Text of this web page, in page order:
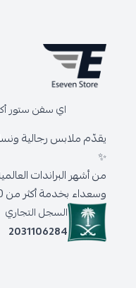
اي سفن ستور
يقدّم ملابس رجالية
✨
من أشهر البراندات
وسعداء بخدمة أكثر من 300,000 عميل حول المملكة.
السجل التجاري
2031106284